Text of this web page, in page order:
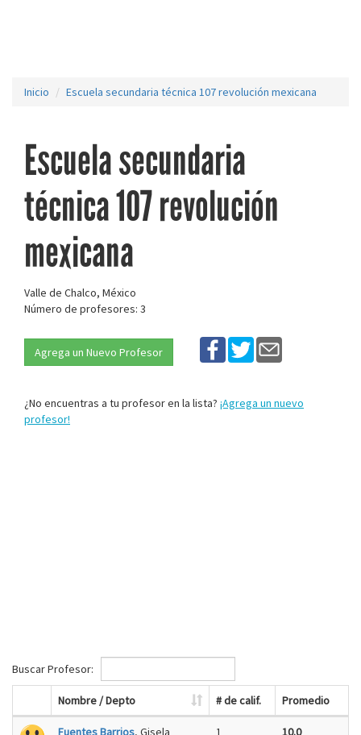
Inicio Escuela secundaria técnica 107 revolución mexicana
Escuela secundaria
técnica 107 revolución
mexicana
Valle de Chalco, México
Número de profesores: 3
Agrega un Nuevo Profesor
¿No encuentras a tu profesor en la lista? ¡Agrega un nuevo
profesor!
Buscar Profesor:
Nombre / Depto # de calif. Promedio
Fuentes Barrios, Gisela 1 10.0